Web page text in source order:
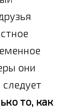
они
то, как